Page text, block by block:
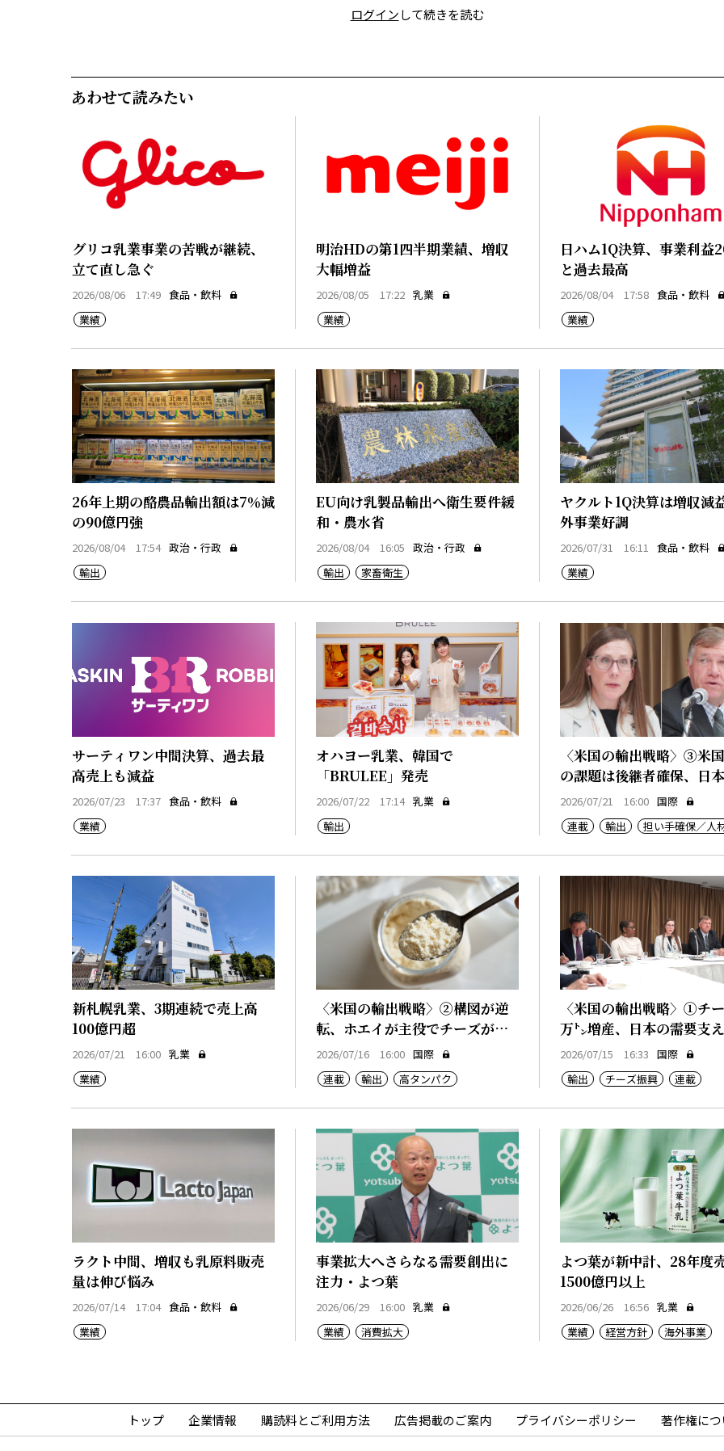
ログインして続きを読む
あわせて読みたい
グリコ乳業事業の苦戦が継続、
立て直し急ぐ
2026/08/06 17:49 食品・飲料
業績
明治HDの第1四半期業績、増収
大幅増益
2026/08/05 17:22 乳業
業績
日ハム1Q決算、事業利益
と過去最高
2026/08/04 17:58 食品・飲料
業績
26年上期の酪農品輸出額は7％減
の90億円強
2026/08/04 17:54 政治・行政
輸出
EU向け乳製品輸出へ衛生要件緩
和・農水省
2026/08/04 16:05 政治・行政
輸出
家畜衛生
ヤクルト1Q決算は増収減
外事業好調
2026/07/31 16:11 食品・飲料
業績
サーティワン中間決算、過去最
高売上も減益
2026/07/23 17:37 食品・飲料
業績
オハヨー乳業、韓国で
「BRULEE」発売
2026/07/22 17:14 乳業
輸出
〈米国の輸出戦略〉③米
の課題は後継者確保、日
通
2026/07/21 16:00 国際
連載
輸出 担い手確保／人
新札幌乳業、3期連続で売上高
100億円超
2026/07/21 16:00 乳業
業績
〈米国の輸出戦略〉②構図が逆
転、ホエイが主役でチーズが副
産物
2026/07/16 16:00 国際
連載
輸出 高タンパク
〈米国の輸出戦略〉①チ
万㌧増産、日本の需要支
2026/07/15 16:33 国際
輸出
チーズ振興 連載
ラクト中間、増収も乳原料販売
量は伸び悩み
2026/07/14 17:04 食品・飲料
業績
事業拡大へさらなる需要創出に
注力・よつ葉
2026/06/29 16:00 乳業
業績
消費拡大
よつ葉が新中計、28年度
1500億円以上
2026/06/26 16:56 乳業
業績
経営方針 海外事業
トップ 企業情報 購読料とご利用方法 広告掲載のご案内 プライバシーポリシー 著作権に